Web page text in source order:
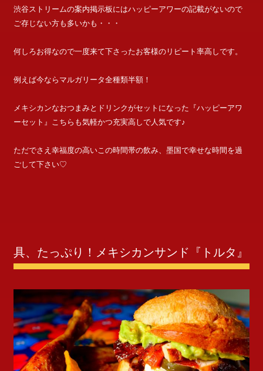
渋谷ストリームの案内掲示板にはハッピーアワーの記載がないので
ご存じない方も多いかも・・・
何しろお得なので一度来て下さったお客様のリピート率高しです。
例えば今ならマルガリータ全種類半額！
メキシカンなおつまみとドリンクがセットになった『ハッピーアワ
ーセット』こちらも気軽かつ充実高しで人気です♪
ただでさえ幸福度の高いこの時間帯の飲み、墨国で幸せな時間を過
ごして下さい♡
具、たっぷり！メキシカンサンド『トルタ』